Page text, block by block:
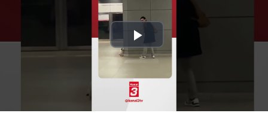
Play
Video